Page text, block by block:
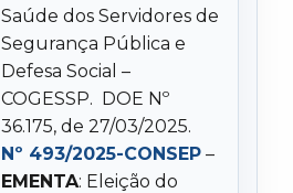
Saúde dos Servidores de
Segurança Pública e
Defesa Social –
COGESSP. DOE Nº
36.175, de 27/03/2025.
Nº 493/2025-CONSEP –
EMENTA: Eleição do